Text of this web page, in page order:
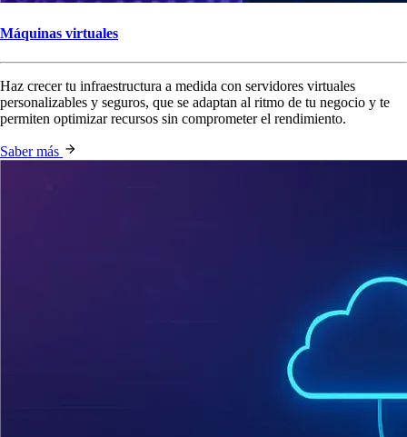
Máquinas virtuales
Haz crecer tu infraestructura a medida con servidores virtuales
personalizables y seguros, que se adaptan al ritmo de tu negocio y te
permiten optimizar recursos sin comprometer el rendimiento.
Saber más